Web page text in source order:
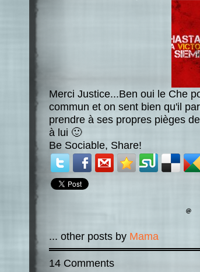
Merci Justice...Ben oui le Che
commun et on sent bien qu'il
prendre à ses propres pièges
à lui 🙂
Be Sociable, Share!
... other posts by Mama
14 Comments